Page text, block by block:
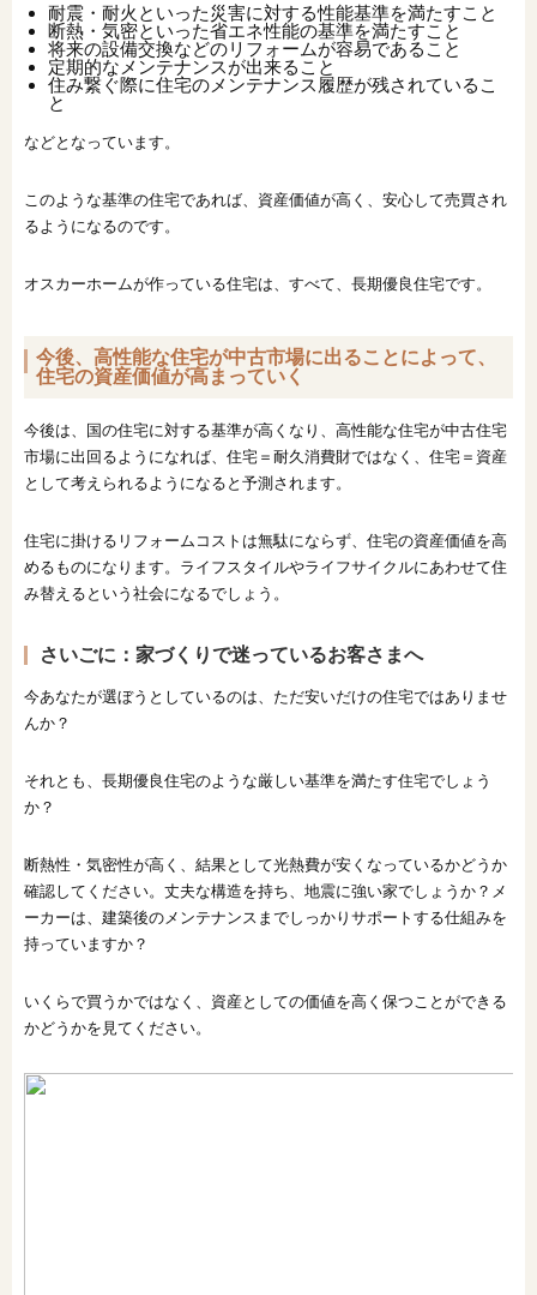
耐震・耐火といった災害に対する性能基準を満たすこと
断熱・気密といった省エネ性能の基準を満たすこと
将来の設備交換などのリフォームが容易であること
定期的なメンテナンスが出来ること
住み繋ぐ際に住宅のメンテナンス履歴が残されているこ
と
などとなっています。
このような基準の住宅であれば、資産価値が高く、安心して売買され
るようになるのです。
オスカーホームが作っている住宅は、すべて、長期優良住宅です。
今後、高性能な住宅が中古市場に出ることによって、
住宅の資産価値が高まっていく
今後は、国の住宅に対する基準が高くなり、高性能な住宅が中古住宅
市場に出回るようになれば、住宅＝耐久消費財ではなく、住宅＝資産
として考えられるようになると予測されます。
住宅に掛けるリフォームコストは無駄にならず、住宅の資産価値を高
めるものになります。ライフスタイルやライフサイクルにあわせて住
み替えるという社会になるでしょう。
さいごに：家づくりで迷っているお客さまへ
今あなたが選ぼうとしているのは、ただ安いだけの住宅ではありませ
んか？
それとも、長期優良住宅のような厳しい基準を満たす住宅でしょう
か？
断熱性・気密性が高く、結果として光熱費が安くなっているかどうか
確認してください。丈夫な構造を持ち、地震に強い家でしょうか？メ
ーカーは、建築後のメンテナンスまでしっかりサポートする仕組みを
持っていますか？
いくらで買うかではなく、資産としての価値を高く保つことができる
かどうかを見てください。